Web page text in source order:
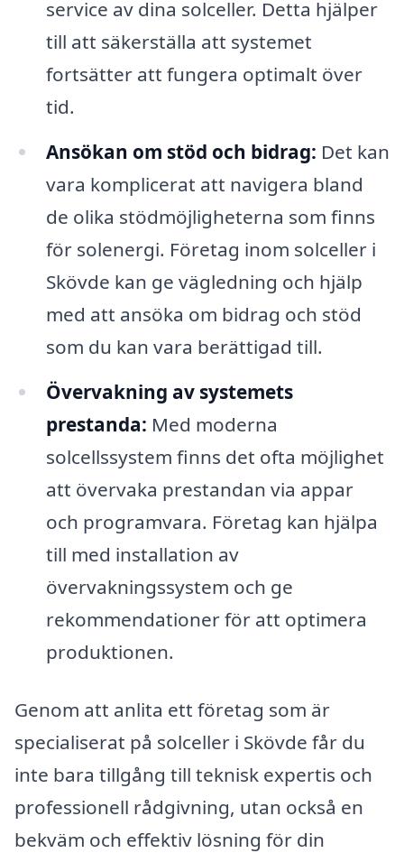
service av dina solceller. Detta hjälper
till att säkerställa att systemet
fortsätter att fungera optimalt över
tid.
Ansökan om stöd och bidrag: Det kan
vara komplicerat att navigera bland
de olika stödmöjligheterna som finns
för solenergi. Företag inom solceller i
Skövde kan ge vägledning och hjälp
med att ansöka om bidrag och stöd
som du kan vara berättigad till.
Övervakning av systemets
prestanda: Med moderna
solcellssystem finns det ofta möjlighet
att övervaka prestandan via appar
och programvara. Företag kan hjälpa
till med installation av
övervakningssystem och ge
rekommendationer för att optimera
produktionen.
Genom att anlita ett företag som är
specialiserat på solceller i Skövde får du
inte bara tillgång till teknisk expertis och
professionell rådgivning, utan också en
bekväm och effektiv lösning för din